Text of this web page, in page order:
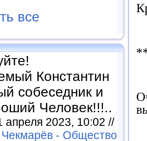
все
Константин
собеседник и
Человек!!!..
апреля 2023, 10:02 //
Чекмарёв - Общество